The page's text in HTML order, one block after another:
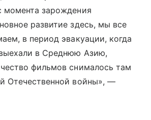
момента зарождения
развитие здесь, мы все
в период эвакуации, когда
в Среднюю Азию,
фильмов снималось там
Отечественной войны», —